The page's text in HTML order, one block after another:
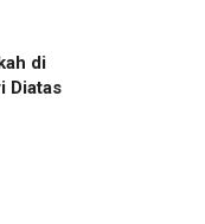
di
Diatas